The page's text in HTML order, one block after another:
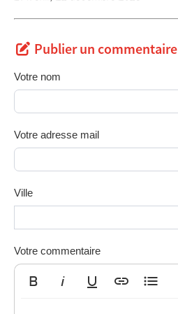
Publier un commentaire
Votre nom
Votre adresse mail
Ville
Votre commentaire